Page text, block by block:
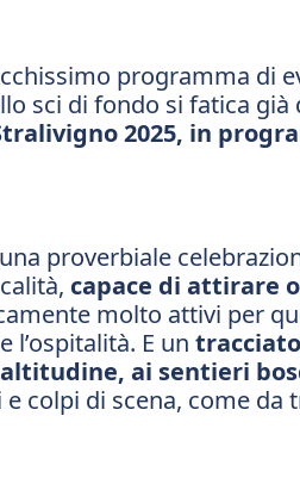
programma di
sci di fondo si fatica già
2025, in
proverbiale
capace di attirare
molto attivi per
E un
ai sentieri
colpi di scena, come da